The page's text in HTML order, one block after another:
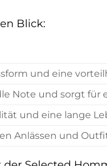
Blick:
und eine
Note und sorgt für
und eine lange
Anlässen und